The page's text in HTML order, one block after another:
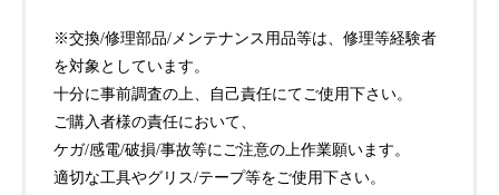
※交換/修理部品/メンテナンス用品等は、修理等経験者
を対象としています。
十分に事前調査の上、自己責任にてご使用下さい。
ご購入者様の責任において、
ケガ/感電/破損/事故等にご注意の上作業願います。
適切な工具やグリス/テープ等をご使用下さい。